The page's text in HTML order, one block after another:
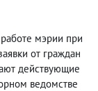
мэрии при
от граждан
действующие
ведомстве